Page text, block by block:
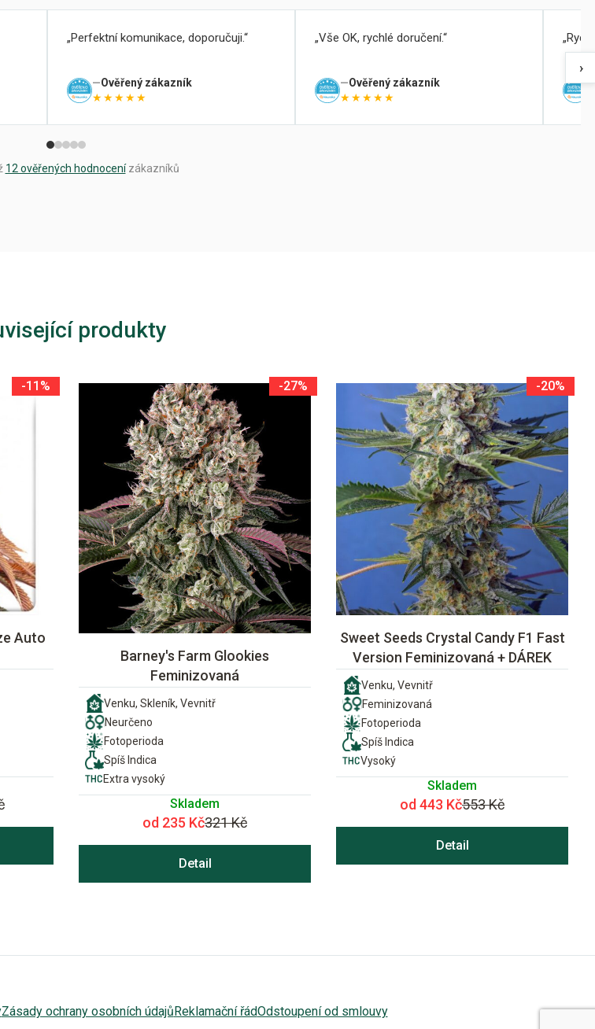
Perfektní komunikace, doporučuji.
Ověřený zákazník
★★★★★
Vše OK, rychlé doručení.
Ověřený zákazník
★★★★★
›
12 ověřených hodnocenízákazníků
produkty
-11%
Auto
-27%
Barney's Farm Glookies
Feminizovaná
Venku, Skleník, Vevnitř
Neurčeno
Fotoperioda
Spíš Indica
Extra vysoký
Skladem
od 235 Kč321 Kč
Detail
-20%
Sweet Seeds Crystal Candy F1 Fast
Version Feminizovaná + DÁREK
Venku, Vevnitř
Feminizovaná
Fotoperioda
Spíš Indica
Vysoký
Skladem
od 443 Kč553 Kč
Detail
Zásady ochrany osobních údajůReklamační řádOdstoupení od smlouvy